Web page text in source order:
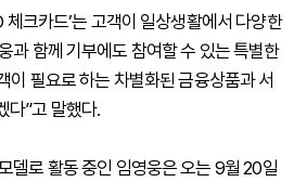
체크카드’는 고객이 일상생활에서 다양한
과 함께 기부에도 참여할 수 있는 특별한
이 필요로 하는 차별화된 금융상품과 서
다”고 말했다.
델로 활동 중인 임영웅은 오는 9월 20일